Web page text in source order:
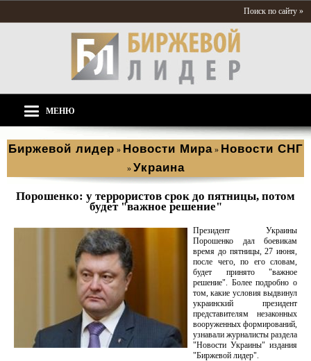
Поиск по сайту »
МЕНЮ
Биржевой лидер » Новости Мира » Новости СНГ
» Украина
Порошенко: у террористов срок до пятницы, потом
будет "важное решение"
Президент Украины
Порошенко дал боевикам
время до пятницы, 27 июня,
после чего, по его словам,
будет принято "важное
решение". Более подробно о
том, какие условия выдвинул
украинский президент
представителям незаконных
вооруженных формирований,
узнавали журналисты раздела
"Новости Украины" издания
"Биржевой лидер".